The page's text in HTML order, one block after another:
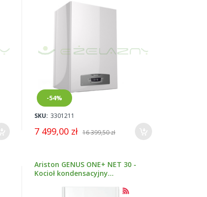
-54%
SKU: 3301211
7 499,00 zł 16 399,50 zł
Ariston GENUS ONE+ NET 30 -
Kocioł kondensacyjny